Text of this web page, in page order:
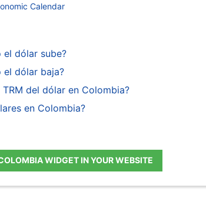
Calendar
el dólar sube?
el dólar baja?
del dólar en Colombia?
en Colombia?
WIDGET IN YOUR WEBSITE